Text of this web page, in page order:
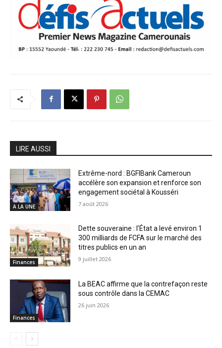
LIRE AUSSI
A LA UNE
Extrême-nord : BGFIBank Cameroun
accélère son expansion et renforce son
engagement sociétal à Kousséri
7 août 2026
Finances
Dette souveraine : l’État a levé environ 1
300 milliards de FCFA sur le marché des
titres publics en un an
9 juillet 2026
Finances
La BEAC affirme que la contrefaçon reste
sous contrôle dans la CEMAC
26 juin 2026